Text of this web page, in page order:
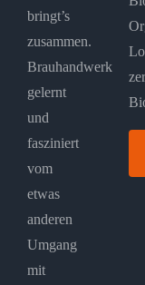
bringt’s
zusammen.
Brauhandwerk
gelernt
und
fasziniert
vom
etwas
anderen
Umgang
mit